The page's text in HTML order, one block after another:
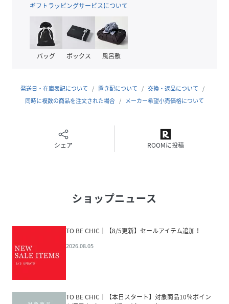
NX2833_01
(W5V34522---01-X NX2833
ギフトラッピングサービスについて
バッグ ボックス 風呂敷
発送日・在庫表記について 置き配について
交換・返品について
同時に複数の商品を注文された場合
メーカー希望小売価格について
シェア ROOMに投稿
ショップニュース
TO BE CHIC│【8/5更新】セールアイテム追加！
2026.08.05
TO BE CHIC│【本日スタート】対象商品10％ポイン